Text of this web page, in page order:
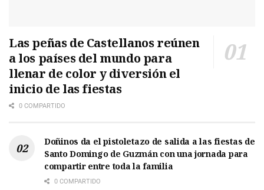
Las peñas de Castellanos reúnen
a los países del mundo para
llenar de color y diversión el
inicio de las fiestas
0 COMPARTIDO
Doñinos da el pistoletazo de salida a las fiestas de
Santo Domingo de Guzmán con una jornada para
compartir entre toda la familia
0 COMPARTIDO